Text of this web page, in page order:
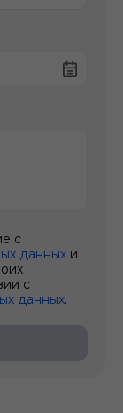
с
данных и
с
данных.